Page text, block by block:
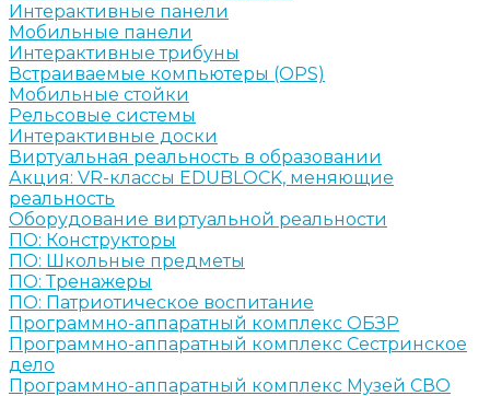
Интерактивные панели
Мобильные панели
Интерактивные трибуны
Встраиваемые компьютеры (OPS)
Мобильные стойки
Рельсовые системы
Интерактивные доски
Виртуальная реальность в образовании
Акция: VR-классы EDUBLOCK, меняющие
реальность
Оборудование виртуальной реальности
ПО: Конструкторы
ПО: Школьные предметы
ПО: Тренажеры
ПО: Патриотическое воспитание
Программно-аппаратный комплекс ОБЗР
Программно-аппаратный комплекс Сестринское
дело
Программно-аппаратный комплекс Музей СВО